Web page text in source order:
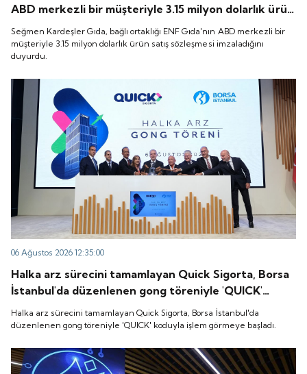
ABD merkezli bir müşteriyle 3.15 milyon dolarlık ürün
satış sözleşmesi imzaladığını duyurdu.
Seğmen Kardeşler Gıda, bağlı ortaklığı ENF Gıda'nın ABD merkezli bir
müşteriyle 3.15 milyon dolarlık ürün satış sözleşmesi imzaladığını
duyurdu.
06 Ağustos 2026 12:35:00
Halka arz sürecini tamamlayan Quick Sigorta, Borsa
İstanbul'da düzenlenen gong töreniyle 'QUICK'
koduyla işlem görmeye başladı.
Halka arz sürecini tamamlayan Quick Sigorta, Borsa İstanbul'da
düzenlenen gong töreniyle 'QUICK' koduyla işlem görmeye başladı.